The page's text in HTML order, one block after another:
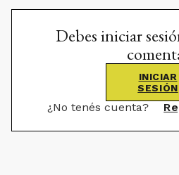
Debes iniciar
INICIAR
SESIÓN
¿No tenés cuenta?